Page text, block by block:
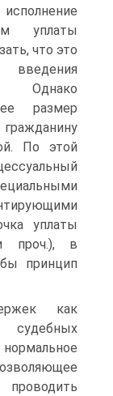
уплаты
что это
Однако
размер
По этой
уплаты
проч.), в
принцип
как